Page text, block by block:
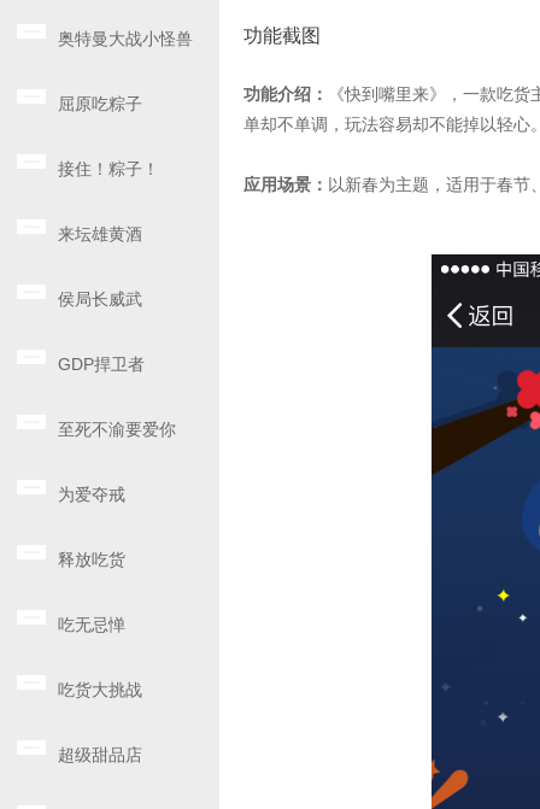
奥特曼大战小怪兽
屈原吃粽子
接住！粽子！
来坛雄黄酒
侯局长威武
GDP捍卫者
至死不渝要爱你
为爱夺戒
释放吃货
吃无忌惮
吃货大挑战
超级甜品店
功能截图
功能介绍：
《快到嘴里来》，一款吃
单却不单调，玩法容易却不能掉以轻
应用场景： 以新春为主题，适用于春节